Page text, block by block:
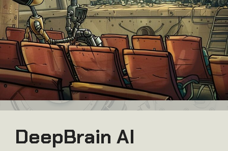
DeepBrain AI